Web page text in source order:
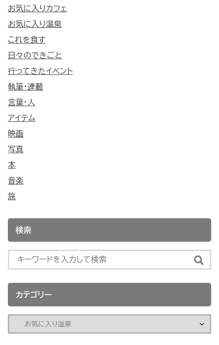
お気に入りカフェ
お気に入り温泉
これを食す
日々のできごと
行ってきたイベント
執筆・連載
言葉・人
アイテム
映画
写真
本
音楽
旅
検索
カテゴリー